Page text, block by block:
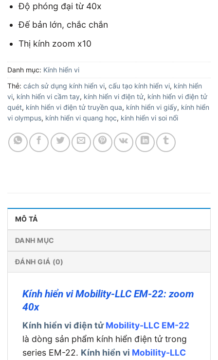
Độ phóng đại từ 40x
Đế bản lớn, chắc chắn
Thị kính zoom x10
Danh mục: Kính hiển vi
Thẻ: cách sử dụng kính hiển vi, cấu tạo kính hiển vi, kính hiển
vi, kính hiển vi cầm tay, kính hiển vi điện tử, kính hiển vi điện tử
quét, kính hiển vi điện tử truyền qua, kính hiển vi giấy, kính hiển
vi olympus, kính hiển vi quang học, kính hiển vi soi nổi
MÔ TẢ
DANH MỤC
ĐÁNH GIÁ (0)
Kính hiển vi Mobility-LLC EM-22: zoom
40x
Kính hiển vi điện tửMobility-LLC EM-22
là dòng sản phẩm kính hiển điện tử trong
series EM-22. Kính hiển vi Mobility-LLC